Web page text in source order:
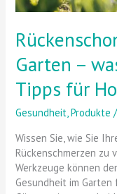
Garten –
Tipps für
Gesundheit,Produkte
Wissen Sie, wie Sie
Rückenschmerzen zu
Werkzeuge können
Gesundheit im Garten